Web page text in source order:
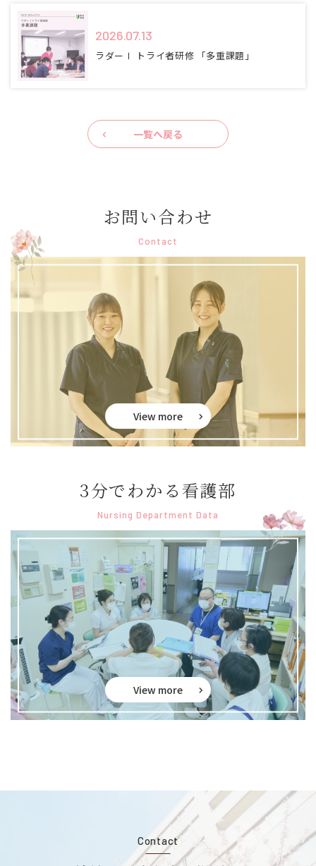
2026.07.13
ラダーⅠ トライ者研修 「多重課題」
一覧へ戻る
お問い合わせ
Contact
View more
3分でわかる看護部
Nursing Department Data
View more
Contact